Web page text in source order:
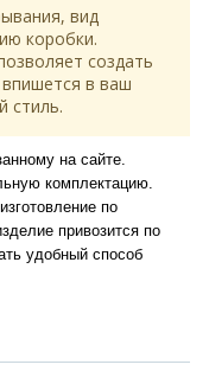
вид
коробки.
создать
в ваш
стиль.
на сайте.
комплектацию.
по
привозится по
удобный способ